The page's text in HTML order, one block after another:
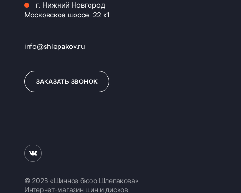
г. Нижний Новгород
Московское шоссе, 22 к1
info@shlepakov.ru
ЗАКАЗАТЬ ЗВОНОК
© 2026 «Шинное бюро Шлепакова»
Интернет-магазин шин и дисков